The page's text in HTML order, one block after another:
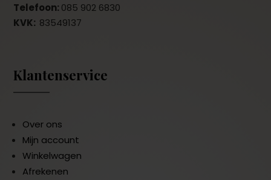
Telefoon: 085 902 6830
KVK: 83549137
Klantenservice
Over ons
Mijn account
Winkelwagen
Afrekenen